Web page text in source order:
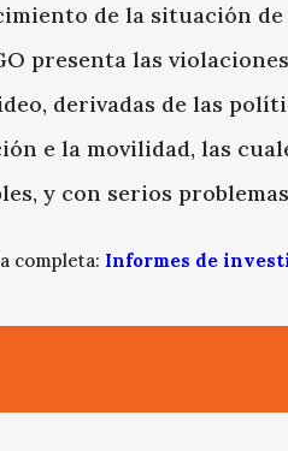
de la situación
presenta las
derivadas de las
e la movilidad, las
y con serios
completa: Informes de